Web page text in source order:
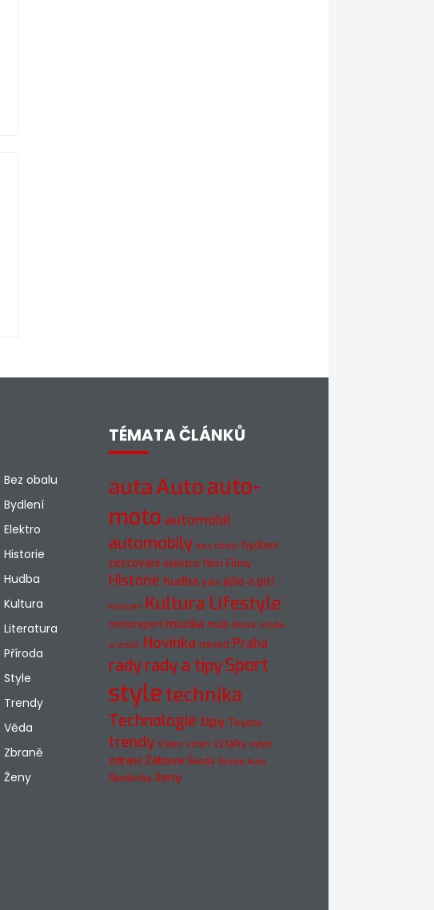
Bez obalu
Bydlení
Elektro
Historie
Hudba
Kultura
Literatura
Příroda
Style
Trendy
Věda
Zbraně
Ženy
TÉMATA ČLÁNKŮ
autaAutoauto-
moto automobil
automobily bez obalu bydlení
cestování elektro film Filmy
Historie hudba jídlo jídlo a pití
koncert Kultura Lifestyle
motorsport muzika muži Móda móda
a vizáž Novinka návod Praha
radyrady a tipySport
styletechnika
Technologie tipy Toyota
trendy Video vztah vztahy výběr
zdraví Zábava Škoda Škoda Auto
Škodovka ženy